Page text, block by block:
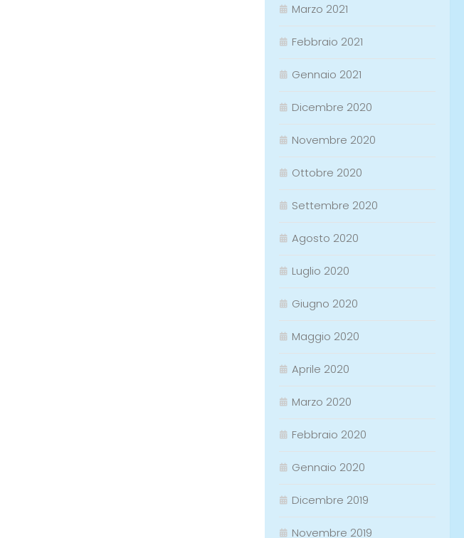
Marzo 2021
Febbraio 2021
Gennaio 2021
Dicembre 2020
Novembre 2020
Ottobre 2020
Settembre 2020
Agosto 2020
Luglio 2020
Giugno 2020
Maggio 2020
Aprile 2020
Marzo 2020
Febbraio 2020
Gennaio 2020
Dicembre 2019
Novembre 2019